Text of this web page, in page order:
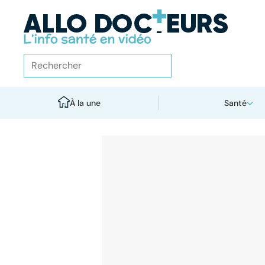
À la une Santé